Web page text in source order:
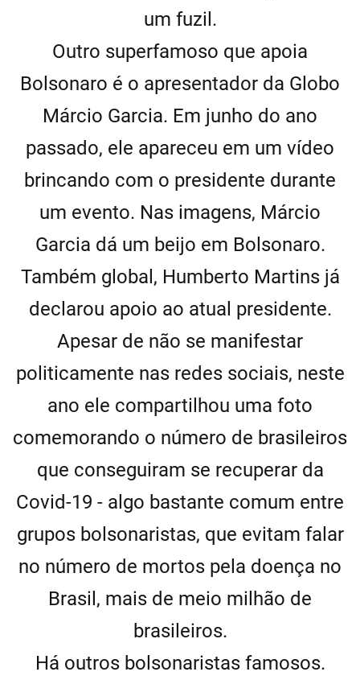
um fuzil.
Outro superfamoso que apoia
Bolsonaro é o apresentador da Globo
Márcio Garcia. Em junho do ano
passado, ele apareceu em um vídeo
brincando com o presidente durante
um evento. Nas imagens, Márcio
Garcia dá um beijo em Bolsonaro.
Também global, Humberto Martins já
declarou apoio ao atual presidente.
Apesar de não se manifestar
politicamente nas redes sociais, neste
ano ele compartilhou uma foto
comemorando o número de brasileiros
que conseguiram se recuperar da
Covid-19 - algo bastante comum entre
grupos bolsonaristas, que evitam falar
no número de mortos pela doença no
Brasil, mais de meio milhão de
brasileiros.
Há outros bolsonaristas famosos.